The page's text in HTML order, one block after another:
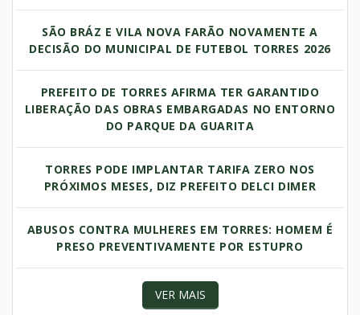
SÃO BRÁZ E VILA NOVA FARÃO NOVAMENTE A
DECISÃO DO MUNICIPAL DE FUTEBOL TORRES 2026
PREFEITO DE TORRES AFIRMA TER GARANTIDO
LIBERAÇÃO DAS OBRAS EMBARGADAS NO ENTORNO
DO PARQUE DA GUARITA
TORRES PODE IMPLANTAR TARIFA ZERO NOS
PRÓXIMOS MESES, DIZ PREFEITO DELCI DIMER
ABUSOS CONTRA MULHERES EM TORRES: HOMEM É
PRESO PREVENTIVAMENTE POR ESTUPRO
VER MAIS